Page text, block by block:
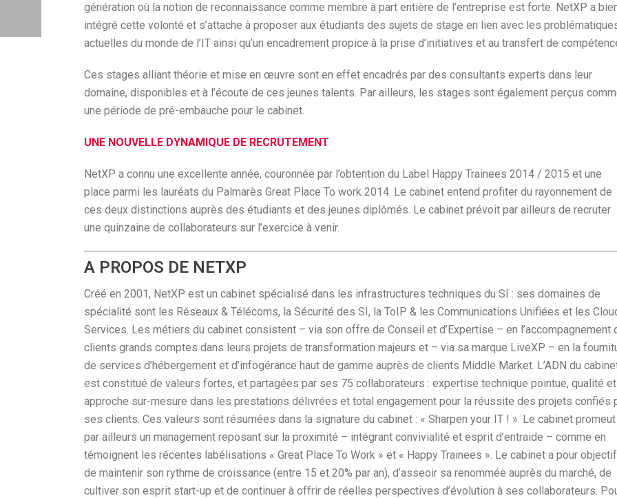
génération où la notion de reconnaissance comme membre à part entière de l’entreprise est forte. NetXP a
intégré cette volonté et s’attache à proposer aux étudiants des sujets de stage en lien avec les
actuelles du monde de l’IT ainsi qu’un encadrement propice à la prise d’initiatives et au transfert de
Ces stages alliant théorie et mise en œuvre sont en effet encadrés par des consultants experts dans leur
domaine, disponibles et à l’écoute de ces jeunes talents. Par ailleurs, les stages sont également perçus
une période de pré-embauche pour le cabinet.
UNE NOUVELLE DYNAMIQUE DE RECRUTEMENT
NetXP a connu une excellente année, couronnée par l’obtention du Label Happy Trainees 2014 / 2015 et une
place parmi les lauréats du Palmarès Great Place To work 2014. Le cabinet entend profiter du rayonnement de
ces deux distinctions auprès des étudiants et des jeunes diplômés. Le cabinet prévoit par ailleurs de recruter
une quinzaine de collaborateurs sur l’exercice à venir.
A PROPOS DE NETXP
Créé en 2001, NetXP est un cabinet spécialisé dans les infrastructures techniques du SI : ses domaines de
spécialité sont les Réseaux & Télécoms, la Sécurité des SI, la ToIP & les Communications Unifiées et les
Services. Les métiers du cabinet consistent – via son offre de Conseil et d’Expertise – en l’accompagnement
clients grands comptes dans leurs projets de transformation majeurs et – via sa marque LiveXP – en la
de services d’hébergement et d’infogérance haut de gamme auprès de clients Middle Market. L’ADN du
est constitué de valeurs fortes, et partagées par ses 75 collaborateurs : expertise technique pointue, qualité et
approche sur-mesure dans les prestations délivrées et total engagement pour la réussite des projets confiés
ses clients. Ces valeurs sont résumées dans la signature du cabinet : « Sharpen your IT ! ». Le cabinet promeut
par ailleurs un management reposant sur la proximité – intégrant convivialité et esprit d’entraide – comme en
témoignent les récentes labélisations « Great Place To Work » et « Happy Trainees ». Le cabinet a pour objectif
de maintenir son rythme de croissance (entre 15 et 20% par an), d’asseoir sa renommée auprès du marché, de
cultiver son esprit start-up et de continuer à offrir de réelles perspectives d’évolution à ses collaborateurs.